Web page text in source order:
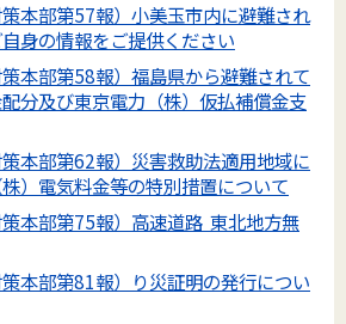
策本部第57報）小美玉市内に避難され
身の情報をご提供ください
策本部第58報）福島県から避難されて
分及び東京電力（株）仮払補償金支
策本部第62報）災害救助法適用地域に
）電気料金等の特別措置について
策本部第75報）高速道路 東北地方無
策本部第81報）り災証明の発行につい